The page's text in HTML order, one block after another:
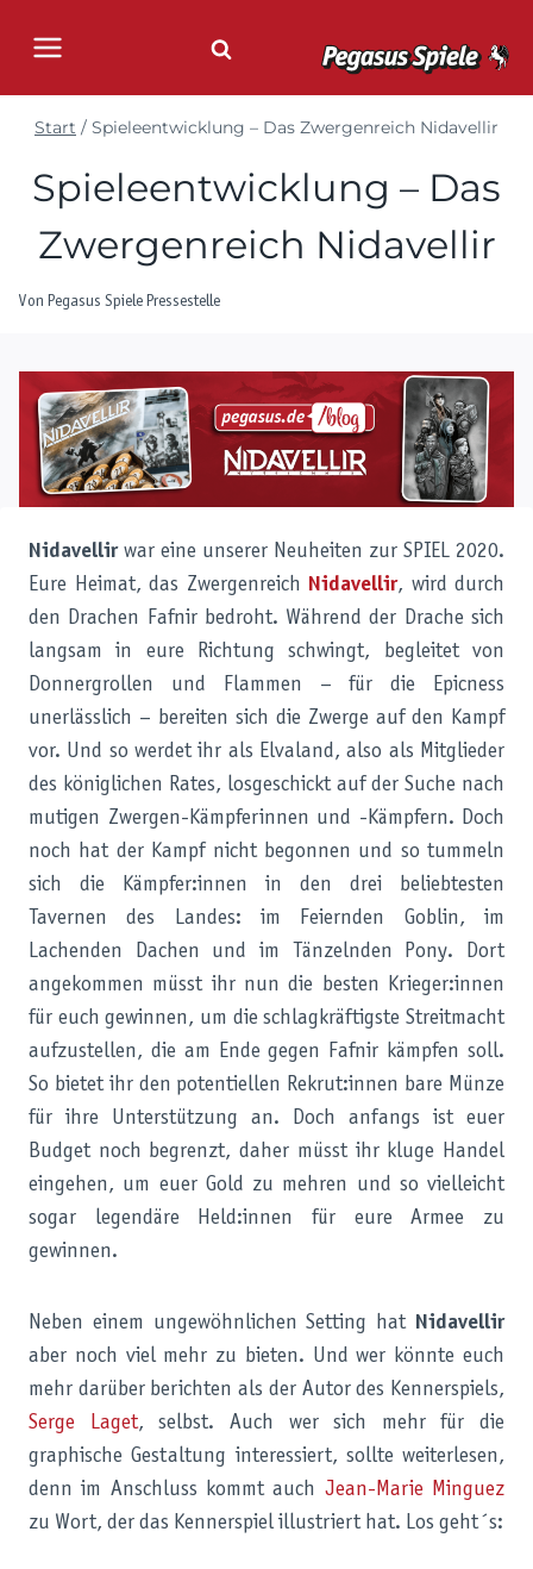
Inhalt
Start / Spieleentwicklung – Das Zwergenreich Nidavellir
Spieleentwicklung – Das
Zwergenreich Nidavellir
Von Pegasus Spiele Pressestelle
Nidavellirwar eine unserer Neuheiten zur SPIEL 2020.
Eure Heimat, das Zwergenreich Nidavellir, wird durch
den Drachen Fafnir bedroht. Während der Drache sich
langsam in eure Richtung schwingt, begleitet von
Donnergrollen und Flammen – für die Epicness
unerlässlich – bereiten sich die Zwerge auf den Kampf
vor. Und so werdet ihr als Elvaland, also als Mitglieder
des königlichen Rates, losgeschickt auf der Suche nach
mutigen Zwergen-Kämpferinnen und -Kämpfern. Doch
noch hat der Kampf nicht begonnen und so tummeln
sich die Kämpfer:innen in den drei beliebtesten
Tavernen des Landes: im Feiernden Goblin, im
Lachenden Dachen und im Tänzelnden Pony. Dort
angekommen müsst ihr nun die besten Krieger:innen
für euch gewinnen, um die schlagkräftigste Streitmacht
aufzustellen, die am Ende gegen Fafnir kämpfen soll.
So bietet ihr den potentiellen Rekrut:innen bare Münze
für ihre Unterstützung an. Doch anfangs ist euer
Budget noch begrenzt, daher müsst ihr kluge Handel
eingehen, um euer Gold zu mehren und so vielleicht
sogar legendäre Held:innen für eure Armee zu
gewinnen.
Neben einem ungewöhnlichen Setting hat Nidavellir
aber noch viel mehr zu bieten. Und wer könnte euch
mehr darüber berichten als der Autor des Kennerspiels,
Serge Laget, selbst. Auch wer sich mehr für die
graphische Gestaltung interessiert, sollte weiterlesen,
denn im Anschluss kommt auch Jean-Marie Minguez
zu Wort, der das Kennerspiel illustriert hat. Los geht´s: